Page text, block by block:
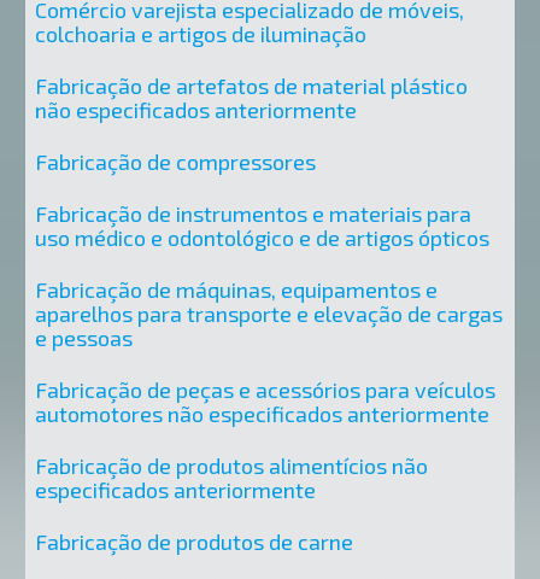
Comércio varejista especializado de móveis,
colchoaria e artigos de iluminação
Fabricação de artefatos de material plástico
não especificados anteriormente
Fabricação de compressores
Fabricação de instrumentos e materiais para
uso médico e odontológico e de artigos ópticos
Fabricação de máquinas, equipamentos e
aparelhos para transporte e elevação de cargas
e pessoas
Fabricação de peças e acessórios para veículos
automotores não especificados anteriormente
Fabricação de produtos alimentícios não
especificados anteriormente
Fabricação de produtos de carne